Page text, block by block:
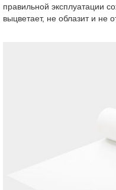
правильной эксплуатации
выцветает, не облазит и не